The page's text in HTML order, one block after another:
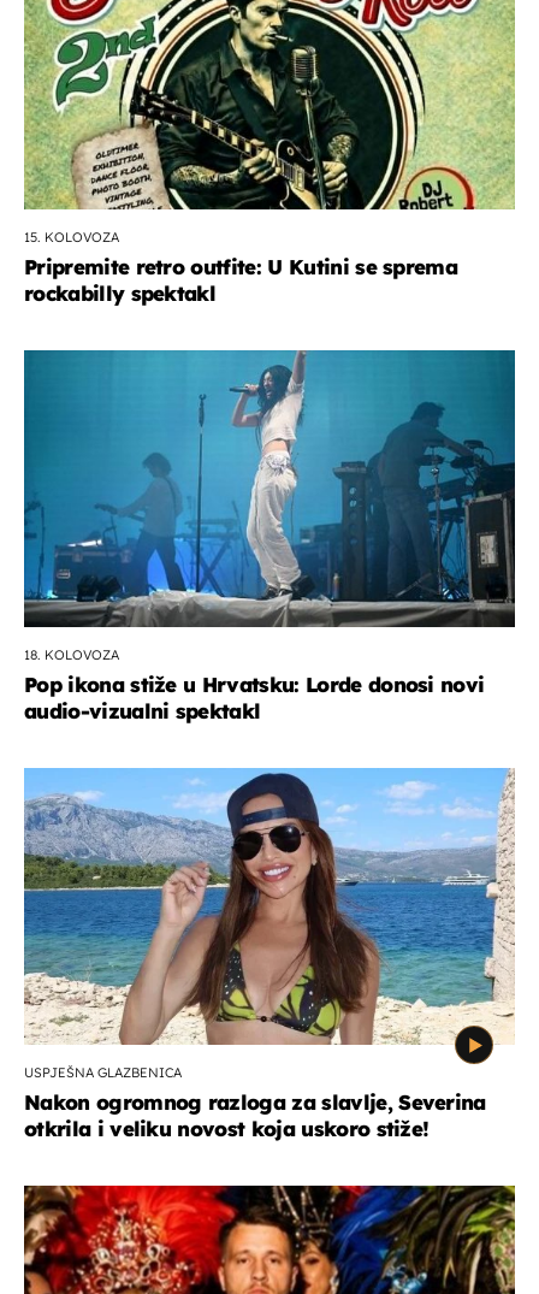
15. KOLOVOZA
Pripremite retro outfite: U Kutini se sprema
rockabilly spektakl
18. KOLOVOZA
Pop ikona stiže u Hrvatsku: Lorde donosi novi
audio-vizualni spektakl
USPJEŠNA GLAZBENICA
Nakon ogromnog razloga za slavlje, Severina
otkrila i veliku novost koja uskoro stiže!